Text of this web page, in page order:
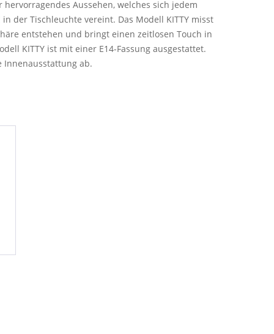
Aussehen, welches sich jedem
der Tischleuchte vereint. Das Modell KITTY misst
entstehen und bringt einen zeitlosen Touch in
KITTY ist mit einer E14-Fassung ausgestattet.
Innenausstattung ab.